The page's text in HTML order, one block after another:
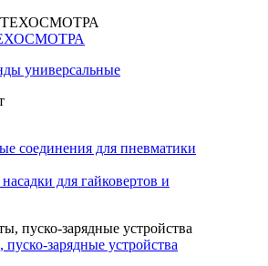
универсальные
соединения для пневматики
для гайковертов и
зарядные устройства